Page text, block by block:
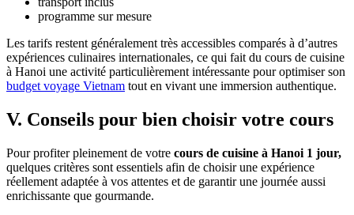
programme sur mesure
Les tarifs restent généralement très accessibles comparés à d’autres
expériences culinaires internationales, ce qui fait du cours de cuisine
à Hanoi une activité particulièrement intéressante pour optimiser son
budget voyage Vietnam tout en vivant une immersion authentique.
V. Conseils pour bien choisir votre cours
Pour profiter pleinement de votre cours de cuisine à Hanoi 1 jour,
quelques critères sont essentiels afin de choisir une expérience
réellement adaptée à vos attentes et de garantir une journée aussi
enrichissante que gourmande.